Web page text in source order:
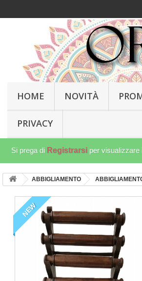
HOME NOVITÀ
PRIVACY
Si prega di Registrarsi per visualizzare
ABBIGLIAMENTO
NEW